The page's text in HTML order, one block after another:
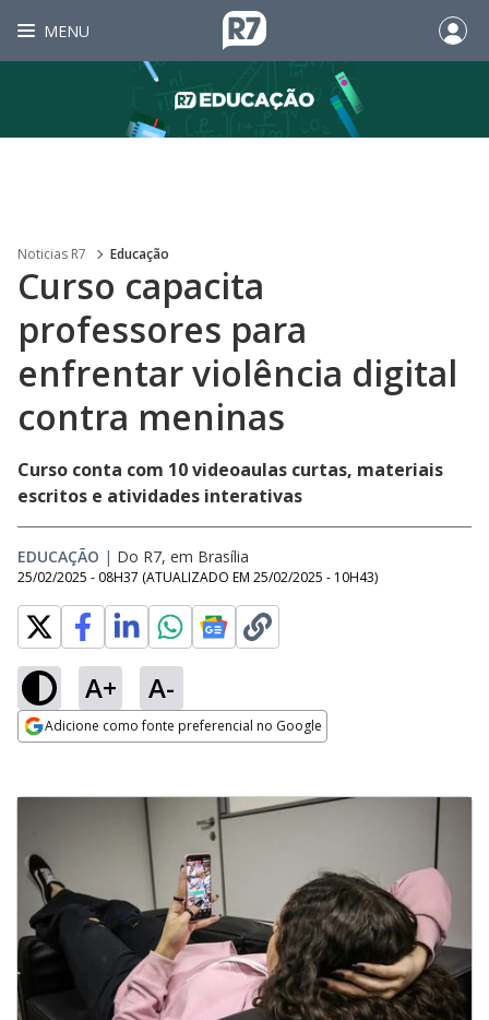
MENU
Noticias R7 Educação
Curso capacita
professores para
enfrentar violência digital
contra meninas
Curso conta com 10 videoaulas curtas, materiais
escritos e atividades interativas
EDUCAÇÃO | Do R7, em Brasília
25/02/2025 - 08H37 (ATUALIZADO EM 25/02/2025 - 10H43)
A+ A-
Adicione como fonte preferencial no Google